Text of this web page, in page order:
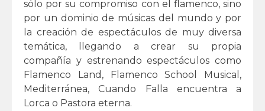
sólo por su compromiso con el flamenco, sino
por un dominio de músicas del mundo y por
la creación de espectáculos de muy diversa
temática, llegando a crear su propia
compañía y estrenando espectáculos como
Flamenco Land, Flamenco School Musical,
Mediterránea, Cuando Falla encuentra a
Lorca o Pastora eterna.